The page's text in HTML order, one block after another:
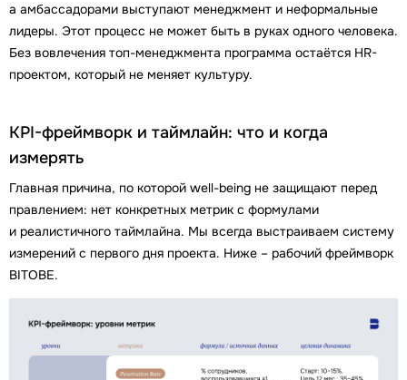
а амбассадорами выступают менеджмент и неформальные
лидеры. Этот процесс не может быть в руках одного человека.
Без вовлечения топ-менеджмента программа остаётся HR-
проектом, который не меняет культуру.
KPI-фреймворк и таймлайн: что и когда
измерять
Главная причина, по которой well-being не защищают перед
правлением: нет конкретных метрик с формулами
и реалистичного таймлайна. Мы всегда выстраиваем систему
измерений с первого дня проекта. Ниже – рабочий фреймворк
BITOBE.